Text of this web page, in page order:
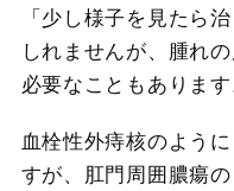
「少し様子を見たら
しれませんが、腫れ
必要なこともあります
血栓性外痔核のよう
すが、肛門周囲膿瘍